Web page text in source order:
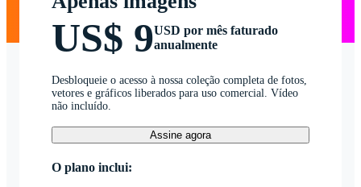
US$ 9USD por mês faturado
anualmente
Desbloqueie o acesso à nossa coleção completa de fotos,
vetores e gráficos liberados para uso comercial. Vídeo
não incluído.
Assine agora
O plano inclui: